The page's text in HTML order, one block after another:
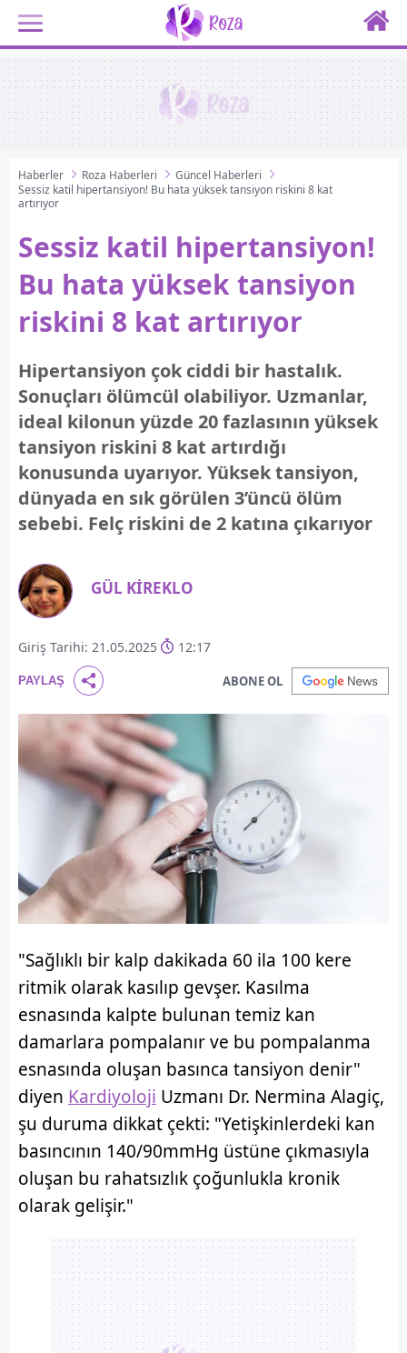
Haberler Roza Haberleri
Güncel Haberleri
Sessiz katil hipertansiyon! Bu hata yüksek tansiyon riskini 8 kat
artırıyor
Sessiz katil hipertansiyon!
Bu hata yüksek tansiyon
riskini 8 kat artırıyor
Hipertansiyon çok ciddi bir hastalık.
Sonuçları ölümcül olabiliyor. Uzmanlar,
ideal kilonun yüzde 20 fazlasının yüksek
tansiyon riskini 8 kat artırdığı
konusunda uyarıyor. Yüksek tansiyon,
dünyada en sık görülen 3’üncü ölüm
sebebi. Felç riskini de 2 katına çıkarıyor
GÜL KİREKLO
Giriş Tarihi: 21.05.2025 12:17
PAYLAŞ ABONE OL
"Sağlıklı bir kalp dakikada 60 ila 100 kere
ritmik olarak kasılıp gevşer. Kasılma
esnasında kalpte bulunan temiz kan
damarlara pompalanır ve bu pompalanma
esnasında oluşan basınca tansiyon denir"
diyen Kardiyoloji Uzmanı Dr. Nermina Alagiç,
şu duruma dikkat çekti: "Yetişkinlerdeki kan
basıncının 140/90mmHg üstüne çıkmasıyla
oluşan bu rahatsızlık çoğunlukla kronik
olarak gelişir."